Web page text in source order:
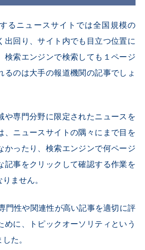
るニュースサイトでは全国規模の
出回り、サイト内でも目立つ位置に
検索エンジンで検索しても１ページ
るのは大手の報道機関の記事でしょ
や専門分野に限定されたニュースを
、ニュースサイトの隅々にまで目を
かったり、検索エンジンで何ページ
記事をクリックして確認する作業を
ません。
門性や関連性が高い記事を適切に評
めに、トピックオーソリティという
た。